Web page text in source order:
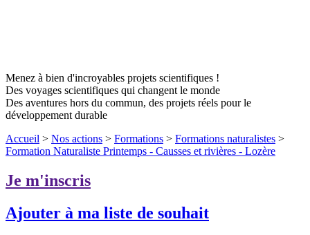
Menez à bien d'incroyables projets scientifiques !
Des voyages scientifiques qui changent le monde
Des aventures hors du commun, des projets réels pour le
développement durable
Accueil > Nos actions > Formations > Formations naturalistes >
Formation Naturaliste Printemps - Causses et rivières - Lozère
Je m'inscris
Ajouter à ma liste de souhait